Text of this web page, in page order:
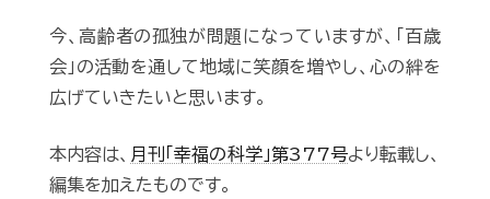
今、高齢者の孤独が問題になっていますが、「百歳
会」の活動を通して地域に笑顔を増やし、心の絆を
広げていきたいと思います。
本内容は、 月刊「幸福の科学」第377号より転載し、
編集を加えたものです。